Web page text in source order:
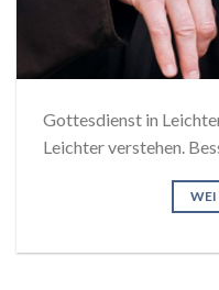
Gottesdienst in
Leichter verstehen.